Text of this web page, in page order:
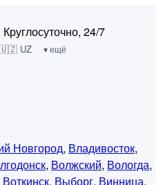
Круглосуточно, 24/7
🇺🇿 UZ ▾ ещё
Новгород, Владивосток,
, Волжский, Вологда,
Воткинск, Выборг, Винница,